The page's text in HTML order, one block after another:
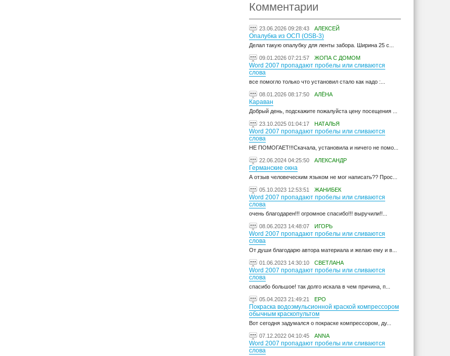
Комментарии
23.06.2026 09:28:43 АЛЕКСЕЙ
Опалубка из ОСП (OSB-3)
Делал такую опалубку для ленты забора. Ширина 25 с...
09.01.2026 07:21:57 ЖОПА С ДОМОМ
Word 2007 пропадают пробелы или сливаются
слова
все помогло только что установил стало как надо :...
08.01.2026 08:17:50 АЛЁНА
Караван
Добрый день, подскажите пожалуйста цену посещения ...
23.10.2025 01:04:17 НАТАЛЬЯ
Word 2007 пропадают пробелы или сливаются
слова
НЕ ПОМОГАЕТ!!!Скачала, установила и ничего не помо...
22.06.2024 04:25:50 АЛЕКСАНДР
Германские окна
А отзыв человеческим языком не мог написать?? Прос...
05.10.2023 12:53:51 ЖАНИБЕК
Word 2007 пропадают пробелы или сливаются
слова
очень благодарен!!! огромное спасибо!!! выручили!!...
08.06.2023 14:48:07 ИГОРЬ
Word 2007 пропадают пробелы или сливаются
слова
От души благодарю автора материала и желаю ему и в...
01.06.2023 14:30:10 СВЕТЛАНА
Word 2007 пропадают пробелы или сливаются
слова
спасибо большое! так долго искала в чем причина, п...
05.04.2023 21:49:21 ЕРО
Покраска водоэмульсионной краской компрессором
обычным краскопультом
Вот сегодня задумался о покраске компрессором, ду...
07.12.2022 04:10:45 ANNA
Word 2007 пропадают пробелы или сливаются
слова